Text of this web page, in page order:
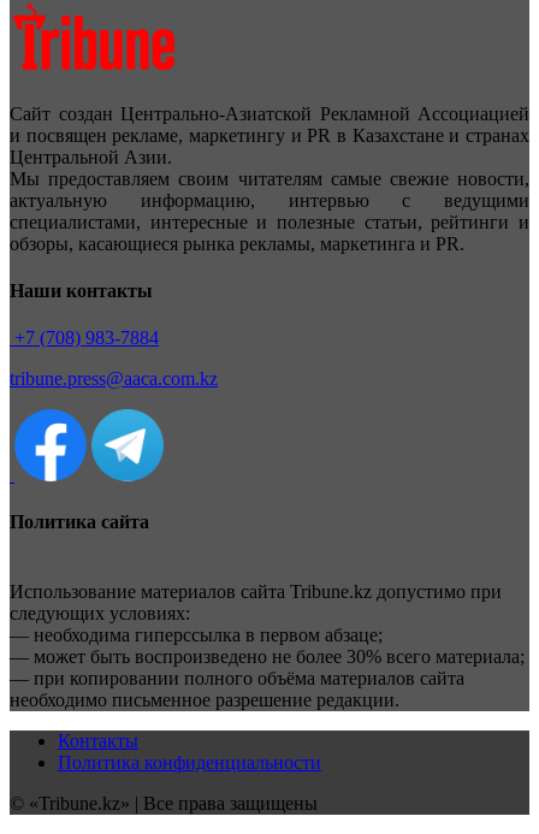
Сайт создан Центрально-Азиатской Рекламной Ассоциацией
и посвящен рекламе, маркетингу и PR в Казахстане и странах
Центральной Азии.
Мы предоставляем своим читателям самые свежие новости,
актуальную информацию, интервью с ведущими
специалистами, интересные и полезные статьи, рейтинги и
обзоры, касающиеся рынка рекламы, маркетинга и PR.
Наши контакты
+7 (708) 983-7884
tribune.press@aaca.com.kz
Политика сайта
Использование материалов сайта Tribune.kz допустимо при
следующих условиях:
— необходима гиперссылка в первом абзаце;
— может быть воспроизведено не более 30% всего материала;
— при копировании полного объёма материалов сайта
необходимо письменное разрешение редакции.
Контакты
Политика конфиденциальности
© «Tribune.kz» | Все права защищены